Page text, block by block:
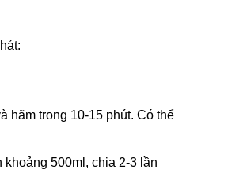
hãm trong 10-15 phút. Có thể
500ml, chia 2-3 lần